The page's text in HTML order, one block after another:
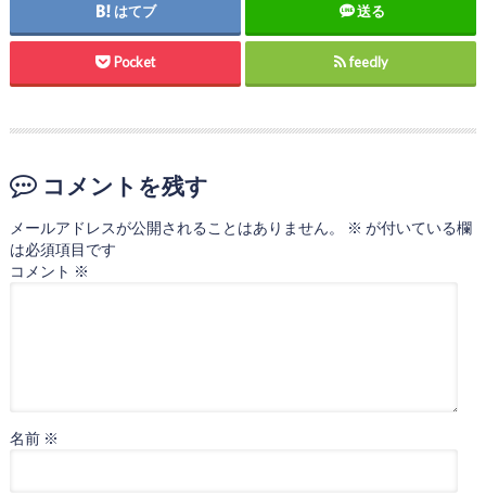
はてブ 送る
Pocket feedly
コメントを残す
メールアドレスが公開されることはありません。 ※ が付いている欄
は必須項目です
コメント ※
名前 ※